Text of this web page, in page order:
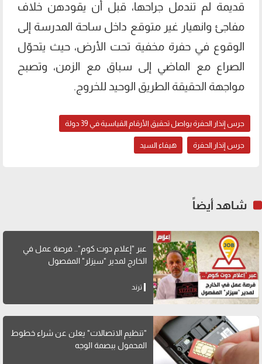
قديمة لم تندمل جراحها، قبل أن يقودهن خلاف
مفاجئ وانهيار غير متوقع داخل ساحة المدرسة إلى
الوقوع في حفرة مخفية تحت الأرض، حيث يتحوّل
الصراع مع الماضي إلى سباق مع الزمن، وتصبح
مواجهة الحقيقة الطريق الوحيد للخروج.
جرس إنذار الحفرة يواصل تحقيق الأرقام القياسية في 39 دولة
جرس إنذار الحفرة هيفاء السيد
شاهد أيضاً
عبر "إعلام دوت كوم".. فرصة عمل في
الخارج لمدير "سيزلر" المفصول
ترند
"تنظيم الاتصالات" يعلن عن شراء خطوط
المحمول ببصمة الوجه